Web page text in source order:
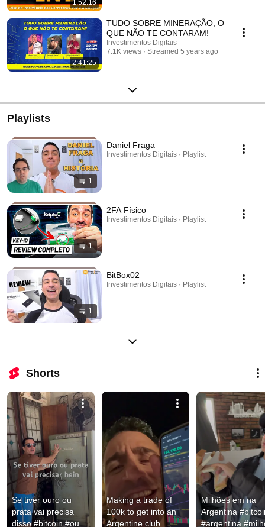
1:52:16
2:41:25
TUDO SOBRE MINERAÇÃO, O
QUE NÃO TE CONTARAM!
Investimentos Digitais
7.1K views
Streamed 5 years ago
Playlists
1
Daniel Fraga
Investimentos Digitais · Playlist
1
2FA Físico
Investimentos Digitais · Playlist
1
BitBox02
Investimentos Digitais · Playlist
Shorts
Se tiver ouro ou
prata vai precisa
disso #bitcoin #ouro
Making a trade of
100k to get into an
Argentine club
Milhões em na
Argentina
#argentina